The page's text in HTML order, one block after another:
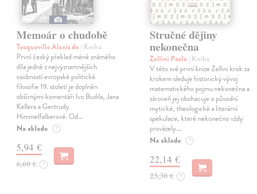
Memoár o chudobě
Tocqueville Alexis de | Kniha
První český překlad méně známého
díla jedné z nejvýznamnějších
osobností evropské politické
filosofie 19. století je doplněn
obšírnými komentáři Ivo Budila, Jana
Kellera a Gertrudy
Himmelfalberové. Od…
Na sklade ?
5,94 €
6,60 € ?
Stručné dějiny
nekonečna
Zellini Paolo| Kniha
V této své první knize Zellini krok za
krokem sleduje historický vývoj
matematického pojmu nekonečna a
zároveň jej obohacuje o původní
mytické, theologické a literární
spekulace, které nekonečno vždy
provázely.…
Na sklade ?
22,14 €
23,30 € ?